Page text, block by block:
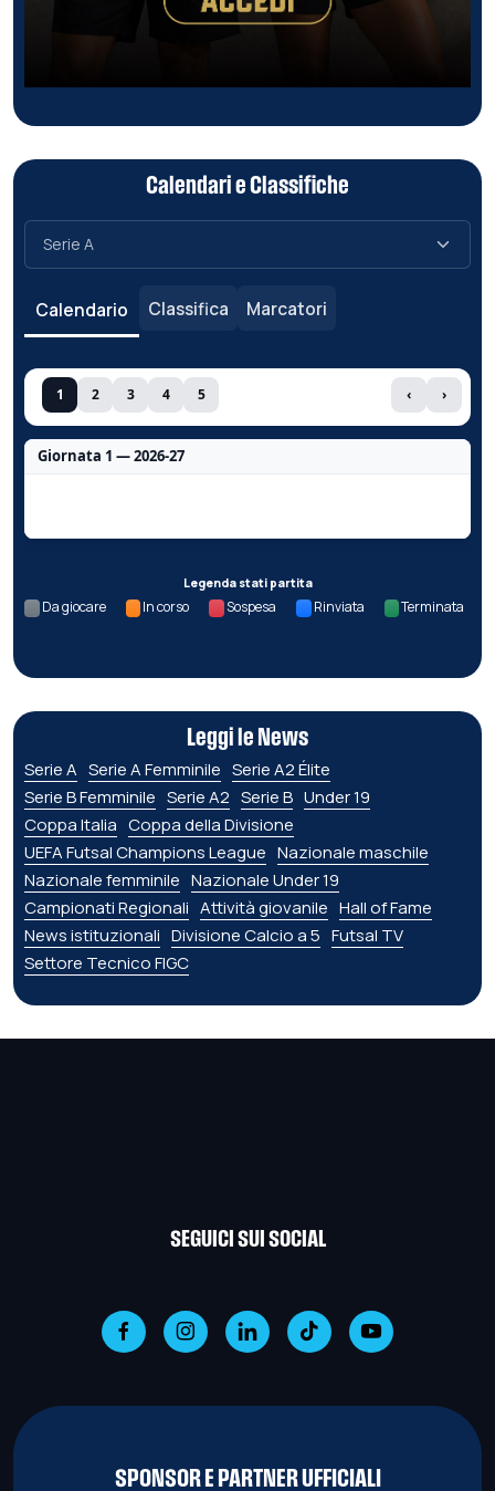
Calendari e Classifiche
Calendario Classifica Marcatori
1 2 3 4 5 ‹ ›
Giornata 1 — 2026-27
Legenda stati partita
Da giocare In corso Sospesa Rinviata Terminata
Leggi le News
Serie A Serie A Femminile Serie A2 Élite
Serie B Femminile Serie A2 Serie B Under 19
Coppa Italia Coppa della Divisione
UEFA Futsal Champions League Nazionale maschile
Nazionale femminile Nazionale Under 19
Campionati Regionali Attività giovanile Hall of Fame
News istituzionali Divisione Calcio a 5 Futsal TV
Settore Tecnico FIGC
SEGUICI SUI SOCIAL
SPONSOR E PARTNER UFFICIALI